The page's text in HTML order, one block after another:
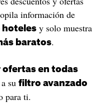
información de
hotelesy solo muestra
baratos.
en todas
su filtro avanzado
para ti.